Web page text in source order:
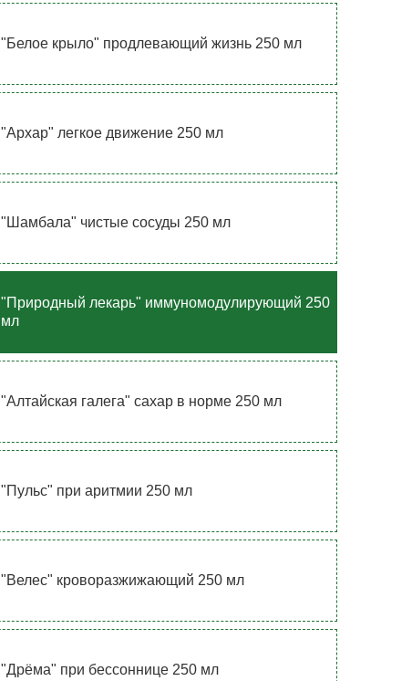
"Белое крыло" продлевающий жизнь 250 мл
"Архар" легкое движение 250 мл
"Шамбала" чистые сосуды 250 мл
"Природный лекарь" иммуномодулирующий 250
мл
"Алтайская галега" сахар в норме 250 мл
"Пульс" при аритмии 250 мл
"Велес" кроворазжижающий 250 мл
"Дрёма" при бессоннице 250 мл